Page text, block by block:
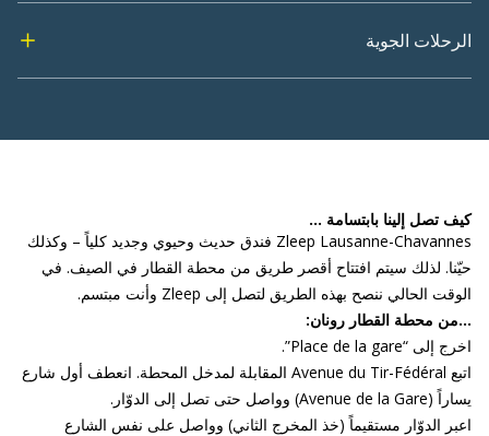
الرحلات الجوية
كيف تصل إلينا بابتسامة …
Zleep Lausanne-Chavannes فندق حديث وحيوي وجديد كلياً – وكذلك
حيّنا. لذلك سيتم افتتاح أقصر طريق من محطة القطار في الصيف. في
الوقت الحالي ننصح بهذه الطريق لتصل إلى Zleep وأنت مبتسم.
...من محطة القطار رونان:
اخرج إلى “Place de la gare”.
اتبع Avenue du Tir-Fédéral المقابلة لمدخل المحطة. انعطف أول شارع
يساراً (Avenue de la Gare) وواصل حتى تصل إلى الدوّار.
اعبر الدوّار مستقيماً (خذ المخرج الثاني) وواصل على نفس الشارع